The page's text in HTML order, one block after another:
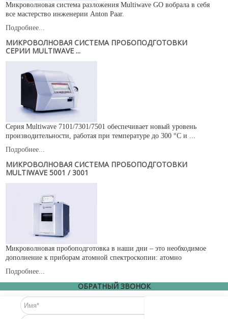
СЕРВИС
КОНТАКТЫ
ОБРАТНАЯ СВЯЗЬ
Ваше сообщение было успешно отправлено
Микроволновая система разложения Multiwave GO вобрала в себя
все мастерство инженерии Anton Paar.
Подробнее...
МИКРОВОЛНОВАЯ СИСТЕМА ПРОБОПОДГОТОВКИ
СЕРИИ MULTIWAVE ...
Серия Multiwave 7101/7301/7501 обеспечивает новый уровень
производительности, работая при температуре до 300 °C и ...
Подробнее...
МИКРОВОЛНОВАЯ СИСТЕМА ПРОБОПОДГОТОВКИ
MULTIWAVE 5001 / 3001
Микроволновая пробоподготовка в наши дни – это необходимое
дополнение к приборам атомной спектроскопии: атомно
Подробнее...
ОБРАТНЫЙ ЗВОНОК